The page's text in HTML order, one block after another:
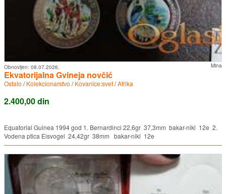
Mina
Obnovljen: 08.07.2026.
Ekvatorijalna Gvineja novčić
Ostalo /Kolekcionarstvo /Kovanice:svet/Afrika
2.400,00 din
Equatorial Guinea 1994 god 1. Bernardinci 22,6gr 37,3mm bakar-nikl 12e 2.
Vodena ptica Eisvogel 24,42gr 38mm bakar-nikl 12e